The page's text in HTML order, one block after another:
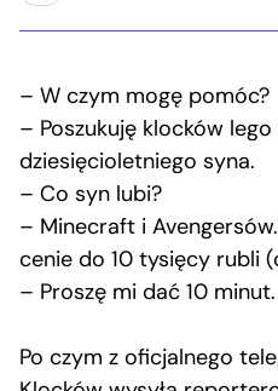
– W czym mogę pomóc?
– Poszukuję klocków
dziesięcioletniego syna.
– Co syn lubi?
– Minecraft i
cenie do 10 tysięcy rubli
– Proszę mi dać 10 minut.
Po czym z oficjalnego